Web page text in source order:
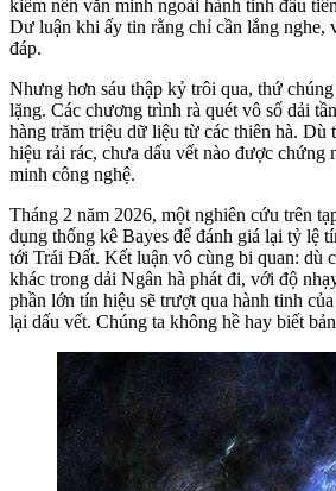
kiếm nền văn minh ngoài hành tinh đầu
Dư luận khi ấy tin rằng chỉ cần lắng nghe,
đáp.
Nhưng hơn sáu thập kỷ trôi qua, thứ
lặng. Các chương trình rà quét vô số dải
hàng trăm triệu dữ liệu từ các thiên hà. Dù
hiệu rải rác, chưa dấu vết nào được chứng
minh công nghệ.
Tháng 2 năm 2026, một nghiên cứu trên
dụng thống kê Bayes để đánh giá lại tỷ lệ
tới Trái Đất. Kết luận vô cùng bi quan: dù
khác trong dải Ngân hà phát đi, với độ
phần lớn tín hiệu sẽ trượt qua hành tinh
lại dấu vết. Chúng ta không hề hay biết